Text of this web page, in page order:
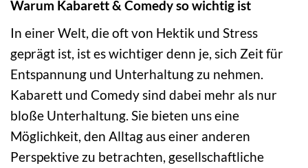
Warum Kabarett & Comedy so wichtig ist
In einer Welt, die oft von Hektik und Stress
geprägt ist, ist es wichtiger denn je, sich Zeit für
Entspannung und Unterhaltung zu nehmen.
Kabarett und Comedy sind dabei mehr als nur
bloße Unterhaltung. Sie bieten uns eine
Möglichkeit, den Alltag aus einer anderen
Perspektive zu betrachten, gesellschaftliche